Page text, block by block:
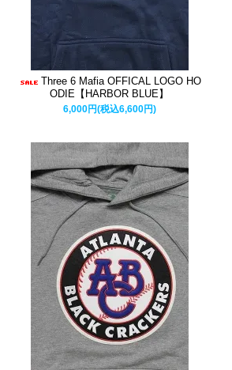
Three 6 Mafia OFFICAL LOGO HO
ODIE【HARBOR BLUE】
6,000円(税込6,600円)